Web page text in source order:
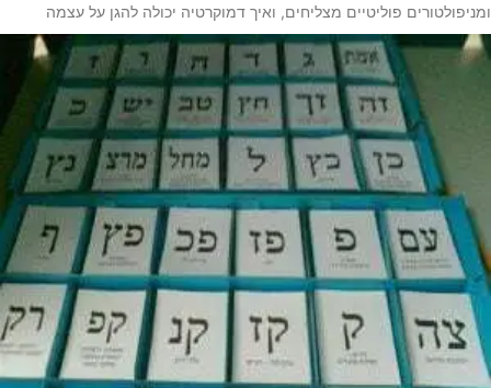
ומניפולטורים פוליטיים מצליחים, ואיך דמוקרטיה יכולה להגן על עצמה